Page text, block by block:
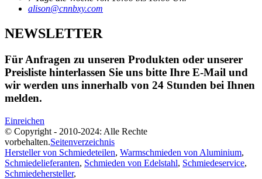
alison@cnnbxy.com
NEWSLETTER
Für Anfragen zu unseren Produkten oder unserer
Preisliste hinterlassen Sie uns bitte Ihre E-Mail und
wir werden uns innerhalb von 24 Stunden bei Ihnen
melden.
Einreichen
© Copyright - 2010-2024: Alle Rechte
vorbehalten.Seitenverzeichnis
Hersteller von Schmiedeteilen, Warmschmieden von Aluminium,
Schmiedelieferanten, Schmieden von Edelstahl, Schmiedeservice,
Schmiedehersteller,